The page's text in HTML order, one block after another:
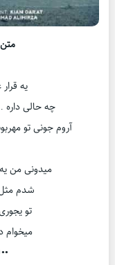
یه
چه حالی
آروم جونی تو
میدونی من
شدم
تو
میخوام